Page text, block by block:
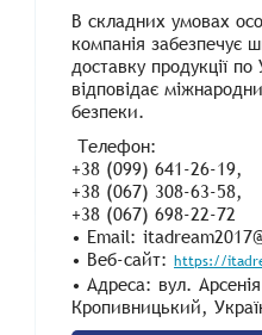
В складних умовах
компанія забезпечує
доставку продукції по
відповідає
безпеки.
Телефон:
+38 (099) 641-26-19,
+38 (067) 308-63-58,
+38 (067) 698-22-72
• Email:
• Веб-сайт: https://
• Адреса: вул.
Кропивницький,